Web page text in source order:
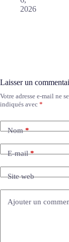
2026
Laisser un
Votre adresse e-mail ne
indiqués avec *
Nom*
E-mail*
Site web
Ajouter un